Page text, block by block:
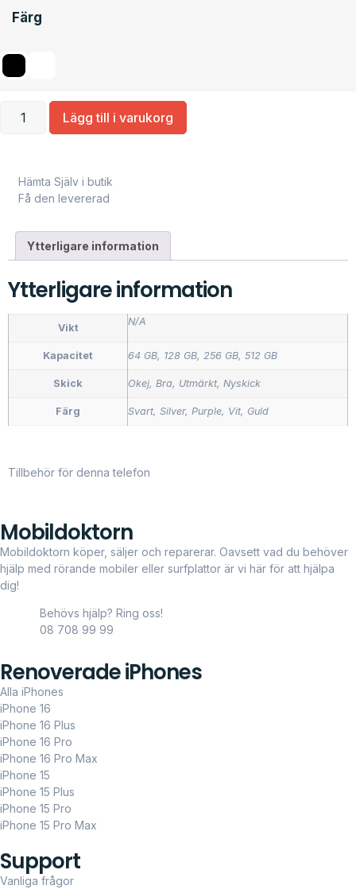
Färg
Lägg till i varukorg
Hämta Själv i butik
Få den levererad
Ytterligare information
Ytterligare information
Vikt
N/A
Kapacitet 64 GB, 128 GB, 256 GB, 512 GB
Skick Okej, Bra, Utmärkt, Nyskick
Färg Svart, Silver, Purple, Vit, Guld
Tillbehör för denna telefon
Mobildoktorn
Mobildoktorn köper, säljer och reparerar. Oavsett vad du behöver
hjälp med rörande mobiler eller surfplattor är vi här för att hjälpa
dig!
Behövs hjälp? Ring oss!
08 708 99 99
Renoverade iPhones
Alla iPhones
iPhone 16
iPhone 16 Plus
iPhone 16 Pro
iPhone 16 Pro Max
iPhone 15
iPhone 15 Plus
iPhone 15 Pro
iPhone 15 Pro Max
Support
Vanliga frågor